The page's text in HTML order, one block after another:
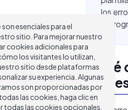
los
¿Qué
esenciales para el
sitio. Para mejorar nuestro
cookies adicionales para
los visitantes lo utilizan,
sitio desde plataformas
su experiencia. Algunas
son proporcionadas por
las cookies, haga clic en
todas las cookies opcionales,